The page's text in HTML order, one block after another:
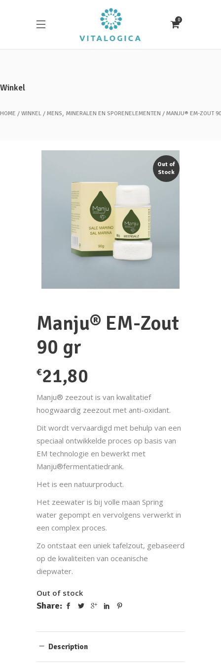
0
Winkel
HOME WINKEL MENS, MINERALEN EN SPORENELEMENTEN MANJU® EM-ZOUT
Out of
Stock
Manju® EM-Zout
90 gr
€21,80
Manju® zeezout is van kwalitatief
hoogwaardig zeezout met anti-oxidant.
Dit wordt vervaardigd met behulp van een
speciaal ontwikkelde proces op basis van
EM technologie en bewerkt met
Manju®fermentatiedrank.
Het is een natuurproduct.
Het zeewater is bij volle maan Spring
water gepompt en vervolgens verwerkt in
een complex proces.
Zo ontstaat een uniek tafelzout, gebaseerd
op de kwaliteiten van oceanische
diepwater.
Out of stock
Share:
Description